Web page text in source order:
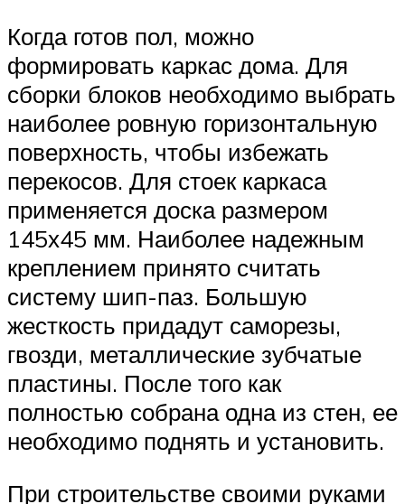
Когда готов пол, можно
формировать каркас дома. Для
сборки блоков необходимо выбрать
наиболее ровную горизонтальную
поверхность, чтобы избежать
перекосов. Для стоек каркаса
применяется доска размером
145х45 мм. Наиболее надежным
креплением принято считать
систему шип-паз. Большую
жесткость придадут саморезы,
гвозди, металлические зубчатые
пластины. После того как
полностью собрана одна из стен, ее
необходимо поднять и установить.
При строительстве своими руками